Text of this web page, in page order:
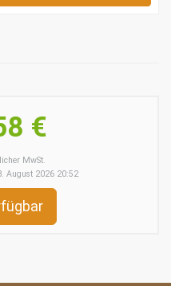
€
MwSt.
August 2026 20:52